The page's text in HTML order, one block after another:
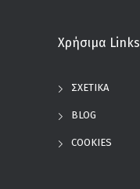
Χρήσιμα Links
ΣΧΕΤΙΚΑ
BLOG
COOKIES